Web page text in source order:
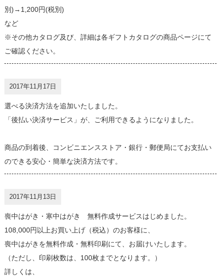
別)→1,200円(税別)
など
※その他カタログ及び、詳細は各ギフトカタログの商品ページにて
ご確認ください。
2017年11月17日
選べる決済方法を追加いたしました。
「後払い決済サービス」が、ご利用できるようになりました。
商品の到着後、コンビニエンスストア・銀行・郵便局にてお支払い
のできる安心・簡単な決済方法です。
2017年11月13日
喪中はがき・寒中はがき 無料作成サービスはじめました。
108,000円以上お買い上げ（税込）のお客様に、
喪中はがきを無料作成・無料印刷にて、お届けいたします。
（ただし、印刷枚数は、100枚までとなります。）
詳しくは、